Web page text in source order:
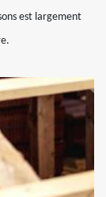
est largement